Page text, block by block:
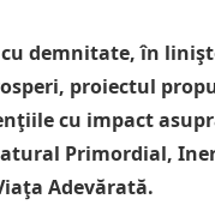
demnitate, în
proiectul
cu impact
Primordial,
Adevărată.